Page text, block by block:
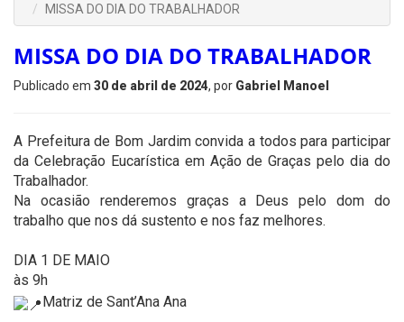
MISSA DO DIA DO TRABALHADOR
MISSA DO DIA DO TRABALHADOR
Publicado em 30 de abril de 2024, por Gabriel Manoel
A Prefeitura de Bom Jardim convida a todos para participar
da Celebração Eucarística em Ação de Graças pelo dia do
Trabalhador.
Na ocasião renderemos graças a Deus pelo dom do
trabalho que nos dá sustento e nos faz melhores.
DIA 1 DE MAIO
às 9h
Matriz de Sant’Ana Ana